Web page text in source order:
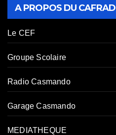
A PROPOS DU CAFRAD
Le CEF
Groupe Scolaire
Radio Casmando
Garage Casmando
MEDIATHEQUE